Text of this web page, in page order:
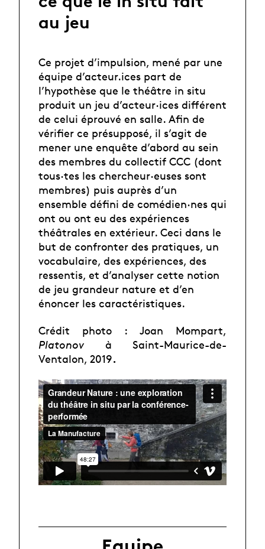
au jeu
Ce projet d’impulsion, mené par une
équipe d’acteur.ices part de
l’hypothèse que le théâtre in situ
produit un jeu d’acteur·ices différent
de celui éprouvé en salle. Afin de
vérifier ce présupposé, il s’agit de
mener une enquête d’abord au sein
des membres du collectif CCC (dont
tous·tes les chercheur·euses sont
membres) puis auprès d’un
ensemble défini de comédien·nes qui
ont ou ont eu des expériences
théâtrales en extérieur. Ceci dans le
but de confronter des pratiques, un
vocabulaire, des expériences, des
ressentis, et d’analyser cette notion
de jeu grandeur nature et d’en
énoncer les caractéristiques.
Crédit photo : Joan Mompart,
Platonov à Saint-Maurice-de-
Ventalon, 2019.